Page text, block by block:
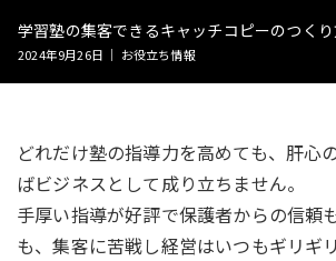
学習塾の集客できるキャッチコピーのつく
2024年9月26日 ｜ お役立ち情報
どれだけ塾の指導力を高めても、肝心
ばビジネスとして成り立ちません。
手厚い指導が好評で保護者からの信頼
も、集客に苦戦し経営はいつもギリギ